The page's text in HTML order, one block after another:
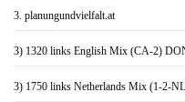
3. planungundvielfalt.at
3) 1320 links English Mix (CA-2)
3) 1750 links Netherlands Mix (1-2-